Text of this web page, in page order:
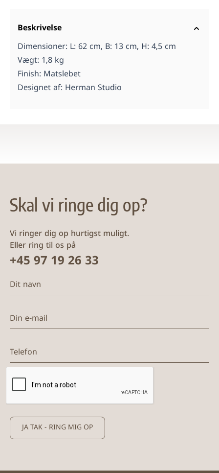
Beskrivelse
Dimensioner: L: 62 cm, B: 13 cm, H: 4,5 cm
Vægt: 1,8 kg
Finish: Matslebet
Designet af: Herman Studio
Skal vi ringe dig op?
Vi ringer dig op hurtigst muligt.
Eller ring til os på
+45 97 19 26 33
JA TAK - RING MIG OP